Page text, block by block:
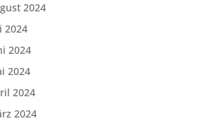
2024
2024
2024
2024
2024
2024